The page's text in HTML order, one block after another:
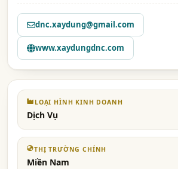
dnc.xaydung@gmail.com
www.xaydungdnc.com
LOẠI HÌNH KINH DOANH
Dịch Vụ
THỊ TRƯỜNG CHÍNH
Miền Nam